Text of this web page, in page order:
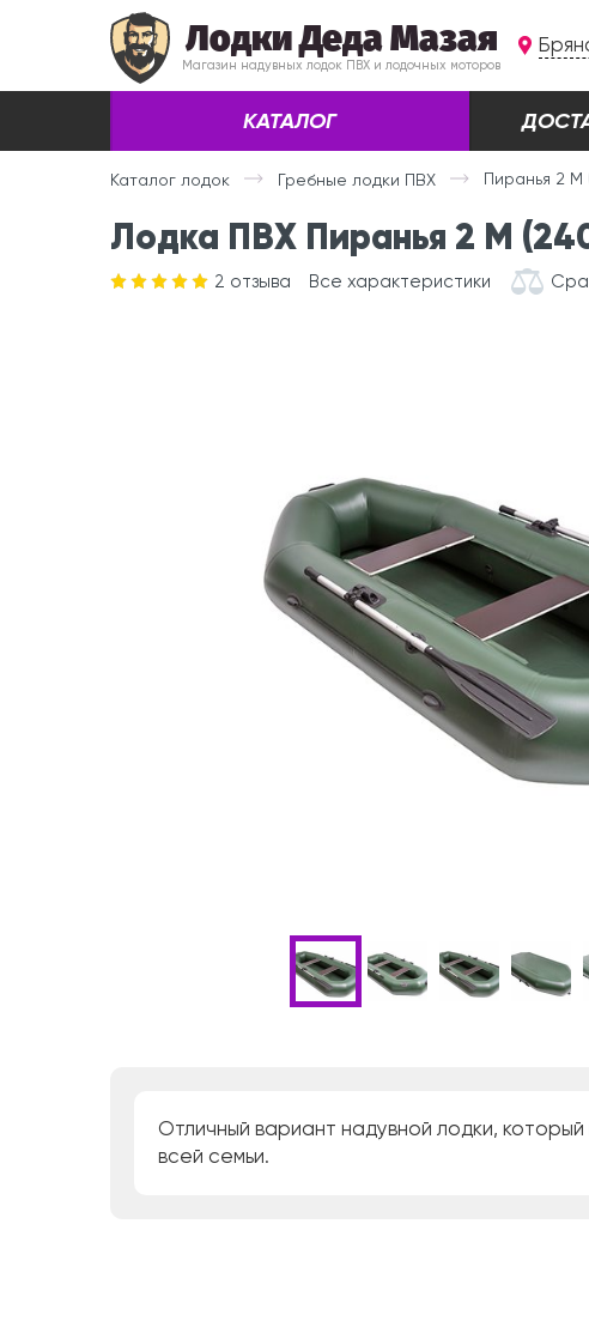
Лодки Деда Мазая
Магазин надувных лодок ПВХ и лодочных моторов
КАТАЛОГ
Каталог лодок Гребные лодки ПВХ Пиранья 2 М
Лодка ПВХ Пиранья 2 М
2 отзыва Все характеристики
Отличный вариант надувной лодки,
всей семьи.